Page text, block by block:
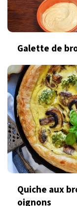
Galette de
Quiche aux
oignons